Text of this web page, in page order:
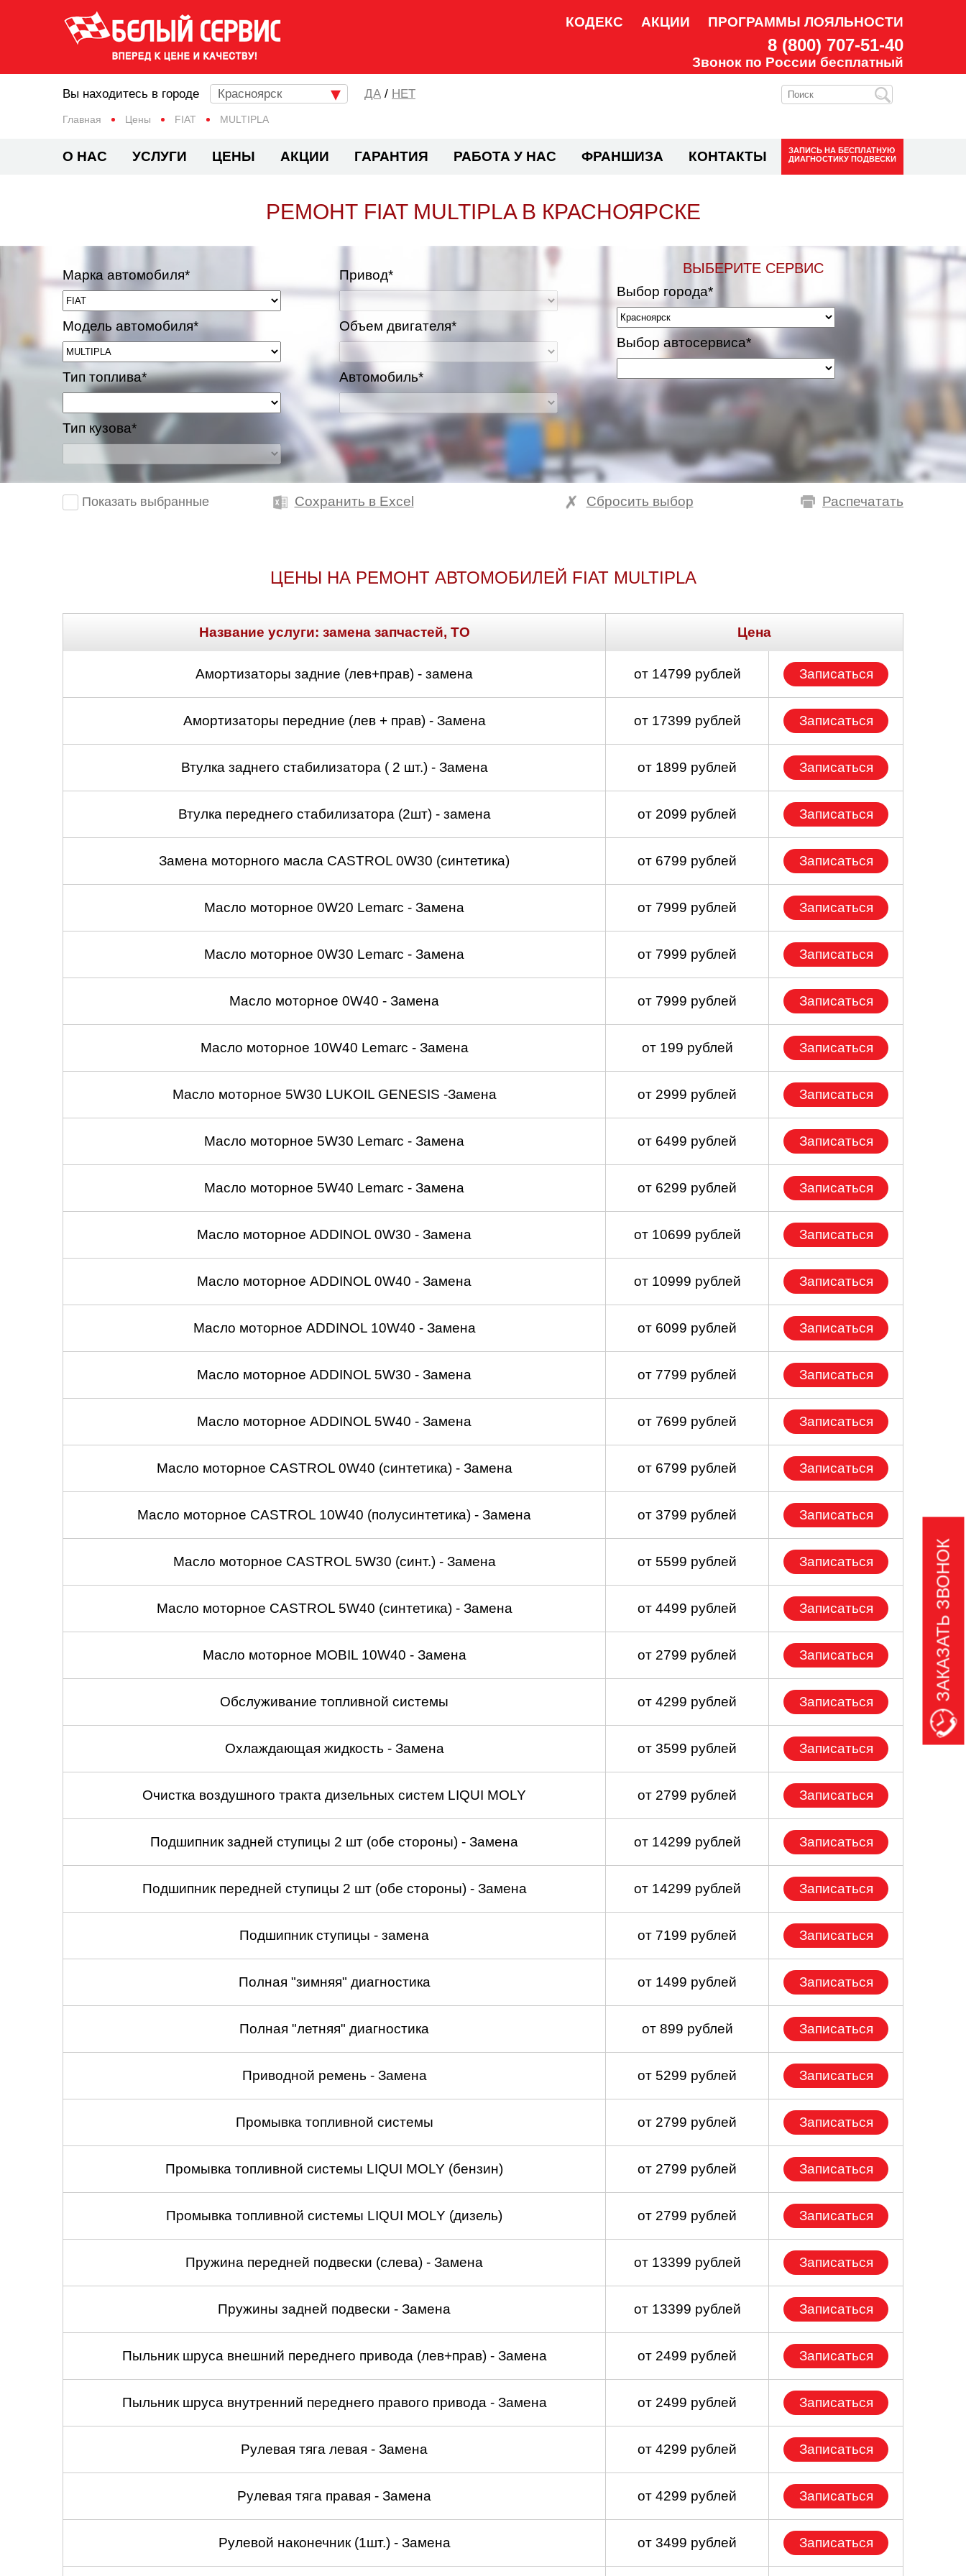
КОДЕКС АКЦИИ ПРОГРАММЫ ЛОЯЛЬНОСТИ
8 (800) 707-51-40
Звонок по России бесплатный
Главная Цены FIAT MULTIPLA
Вы находитесь в городе Красноярск / НЕТ
О НАС УСЛУГИ ЦЕНЫ АКЦИИ ГАРАНТИЯ РАБОТА У НАС ФРАНШИЗА КОНТАКТЫ ЗАПИСЬ НА БЕСПЛАТНУЮ
ДИАГНОСТИКУ ПОДВЕСКИ
РЕМОНТ FIAT MULTIPLA В КРАСНОЯРСКЕ
Марка автомобиля*
Модель автомобиля*
Тип топлива*
Тип кузова*
Привод*
Объем двигателя*
Автомобиль*
ВЫБЕРИТЕ СЕРВИС
Выбор города*
Выбор автосервиса*
Показать выбранные Сохранить в Excel Распечатать
Сбросить выбор
ЦЕНЫ НА РЕМОНТ АВТОМОБИЛЕЙ FIAT MULTIPLA
Название услуги: замена запчастей, ТО Цена
Амортизаторы задние (лев+прав) - замена от 14799 рублей Записаться
Амортизаторы передние (лев + прав) - Замена от 17399 рублей Записаться
Втулка заднего стабилизатора ( 2 шт.) - Замена от 1899 рублей Записаться
Втулка переднего стабилизатора (2шт) - замена от 2099 рублей Записаться
Замена моторного масла CASTROL 0W30 (синтетика) от 6799 рублей Записаться
Масло моторное 0W20 Lemarc - Замена от 7999 рублей Записаться
Масло моторное 0W30 Lemarc - Замена от 7999 рублей Записаться
Масло моторное 0W40 - Замена от 7999 рублей Записаться
Масло моторное 10W40 Lemarc - Замена от 199 рублей Записаться
Масло моторное 5W30 LUKOIL GENESIS -Замена от 2999 рублей Записаться
Масло моторное 5W30 Lemarc - Замена от 6499 рублей Записаться
Масло моторное 5W40 Lemarc - Замена от 6299 рублей Записаться
Масло моторное ADDINOL 0W30 - Замена от 10699 рублей Записаться
Масло моторное ADDINOL 0W40 - Замена от 10999 рублей Записаться
Масло моторное ADDINOL 10W40 - Замена от 6099 рублей Записаться
Масло моторное ADDINOL 5W30 - Замена от 7799 рублей Записаться
Масло моторное ADDINOL 5W40 - Замена от 7699 рублей Записаться
Масло моторное CASTROL 0W40 (синтетика) - Замена от 6799 рублей Записаться
Масло моторное CASTROL 10W40 (полусинтетика) - Замена от 3799 рублей Записаться
Масло моторное CASTROL 5W30 (синт.) - Замена от 5599 рублей Записаться
Масло моторное CASTROL 5W40 (синтетика) - Замена от 4499 рублей Записаться
Масло моторное MOBIL 10W40 - Замена от 2799 рублей Записаться
Обслуживание топливной системы от 4299 рублей Записаться
Охлаждающая жидкость - Замена от 3599 рублей Записаться
Очистка воздушного тракта дизельных систем LIQUI MOLY от 2799 рублей Записаться
Подшипник задней ступицы 2 шт (обе стороны) - Замена от 14299 рублей Записаться
Подшипник передней ступицы 2 шт (обе стороны) - Замена от 14299 рублей Записаться
Подшипник ступицы - замена от 7199 рублей Записаться
Полная "зимняя" диагностика от 1499 рублей Записаться
Полная "летняя" диагностика от 899 рублей Записаться
Приводной ремень - Замена от 5299 рублей Записаться
Промывка топливной системы от 2799 рублей Записаться
Промывка топливной системы LIQUI MOLY (бензин) от 2799 рублей Записаться
Промывка топливной системы LIQUI MOLY (дизель) от 2799 рублей Записаться
Пружина передней подвески (слева) - Замена от 13399 рублей Записаться
Пружины задней подвески - Замена от 13399 рублей Записаться
Пыльник шруса внешний переднего привода (лев+прав) - Замена от 2499 рублей Записаться
Пыльник шруса внутренний переднего правого привода - Замена от 2499 рублей Записаться
Рулевая тяга левая - Замена от 4299 рублей Записаться
Рулевая тяга правая - Замена от 4299 рублей Записаться
Рулевой наконечник (1шт.) - Замена от 3499 рублей Записаться
ЗАКАЗАТЬ ЗВОНОК